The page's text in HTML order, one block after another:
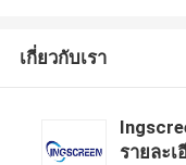
เกี่ยวกับเรา
รายละ